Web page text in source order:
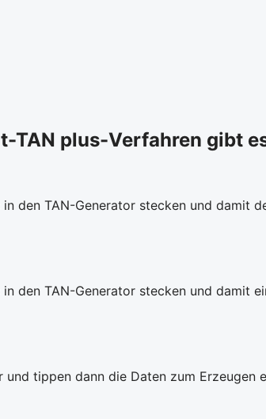
TAN plus-Verfahren gibt
den TAN-Generator stecken und damit
den TAN-Generator stecken und damit
tippen dann die Daten zum Erzeugen